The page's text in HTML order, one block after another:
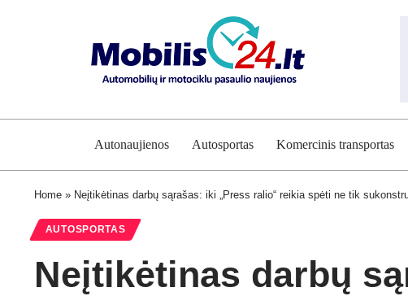
Autonaujienos Autosportas Komercinis transportas
Home » Neįtikėtinas darbų sąrašas: iki „Press ralio“ reikia spėti ne tik
AUTOSPORTAS
Neįtikėtinas darbų